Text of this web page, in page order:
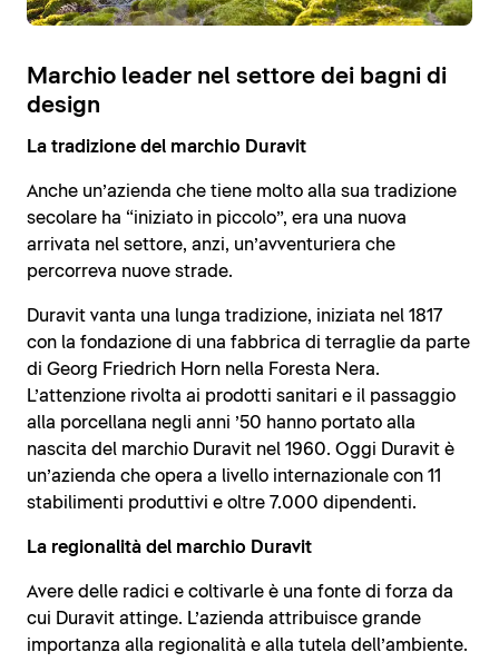
Marchio leader nel settore dei bagni di
design
La tradizione del marchio Duravit
Anche un’azienda che tiene molto alla sua tradizione
secolare ha “iniziato in piccolo”, era una nuova
arrivata nel settore, anzi, un’avventuriera che
percorreva nuove strade.
Duravit vanta una lunga tradizione, iniziata nel 1817
con la fondazione di una fabbrica di terraglie da parte
di Georg Friedrich Horn nella Foresta Nera.
L’attenzione rivolta ai prodotti sanitari e il passaggio
alla porcellana negli anni ’50 hanno portato alla
nascita del marchio Duravit nel 1960. Oggi Duravit è
un’azienda che opera a livello internazionale con 11
stabilimenti produttivi e oltre 7.000 dipendenti.
La regionalità del marchio Duravit
Avere delle radici e coltivarle è una fonte di forza da
cui Duravit attinge. L’azienda attribuisce grande
importanza alla regionalità e alla tutela dell’ambiente.